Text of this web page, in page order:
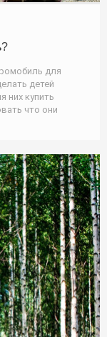
для
детей
них купить
что они